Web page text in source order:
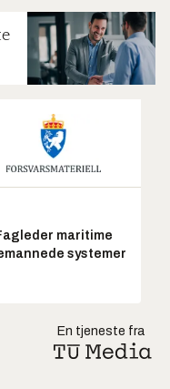
maritime
systemer
En tjeneste fra